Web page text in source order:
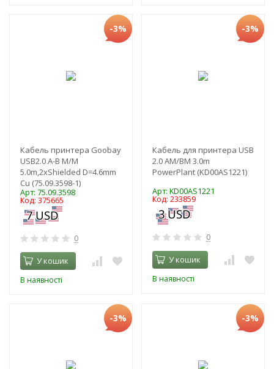
-3%
Кабель принтера Goobay
USB2.0 A-B M/M
5.0m,2xShielded D=4.6mm
Cu (75.09.3598-1)
Арт: 75.09.3598
Код: 375665
0
У кошик
В наявності
-3%
Кабель для принтера USB
2.0 AM/BM 3.0m
PowerPlant (KD00AS1221)
Арт: KD00AS1221
Код: 233859
0
У кошик
В наявності
-3% -3%